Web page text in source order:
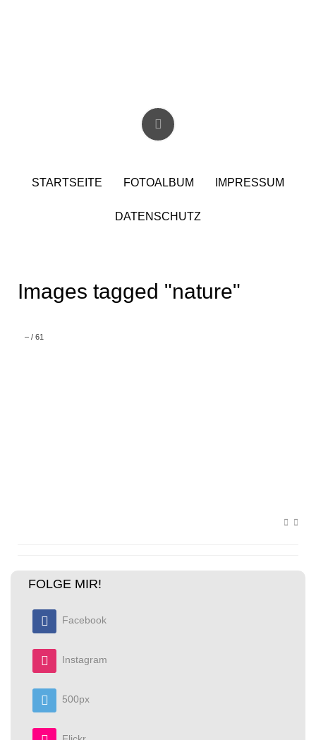
STARTSEITE FOTOALBUM IMPRESSUM
DATENSCHUTZ
Images tagged "nature"
– / 61
FOLGE MIR!
Facebook
Instagram
500px